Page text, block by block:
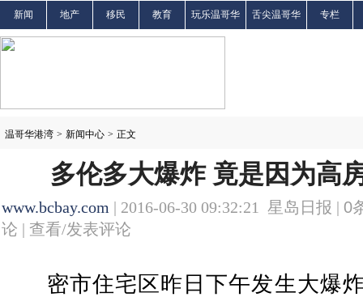
新闻 地产 移民 教育 玩乐温哥华 舌尖温哥华 专栏
温哥华港湾 > 新闻中心 > 正文
多伦多大爆炸 竟是因为高
www.bcbay.com | 2016-06-30 09:32:21 星岛日报 | 0
论 | 查看/发表评论
密市住宅区昨日下午发生大爆炸